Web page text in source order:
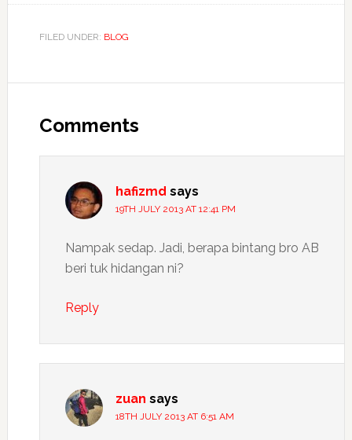
FILED UNDER: BLOG
Interactions
Comments
hafizmd says
19TH JULY 2013 AT 12:41 PM
Nampak sedap. Jadi, berapa bintang bro AB
beri tuk hidangan ni?
Reply
zuan says
18TH JULY 2013 AT 6:51 AM